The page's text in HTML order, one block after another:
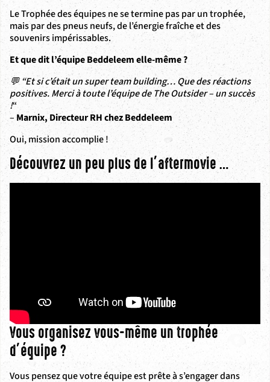
Le Trophée des équipes ne se termine pas par un trophée,
mais par des pneus neufs, de l’énergie fraîche et des
souvenirs impérissables.
Et que dit l’équipe Beddeleem elle-même ?
💬 “Et si c’était un super team building… Que des réactions
positives. Merci à toute l’équipe de The Outsider – un succès
!“
–Marnix, Directeur RH chez Beddeleem
Oui, mission accomplie !
Découvrez un peu plus de l’aftermovie …
Vous organisez vous-même un trophée
d’équipe ?
Vous pensez que votre équipe est prête à s’engager dans